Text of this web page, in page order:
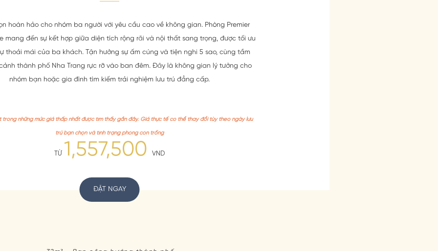
hoàn hảo cho nhóm ba người với yêu cầu cao về không gian. Phòng Premier
mang đến sự kết hợp giữa diện tích rộng rãi và nội thất sang trọng, được tối ưu
thoải mái của ba khách. Tận hưởng sự ấm cúng và tiện nghi 5 sao, cùng tầm
thành phố Nha Trang rực rỡ vào ban đêm. Đây là không gian lý tưởng cho
nhóm bạn hoặc gia đình tìm kiếm trải nghiệm lưu trú đẳng cấp.
những mức giá thấp nhất được tìm thấy gần đây. Giá thực tế có thể thay đổi tùy theo ngày lưu
trú bạn chọn và tình trạng phòng còn trống
TỪ 1,557,500 VND
ĐẶT NGAY